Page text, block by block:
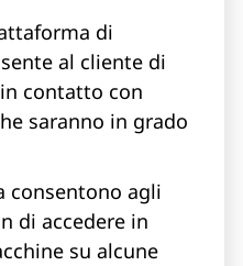
di
al cliente di
contatto con
saranno in grado
consentono agli
di accedere in
su alcune